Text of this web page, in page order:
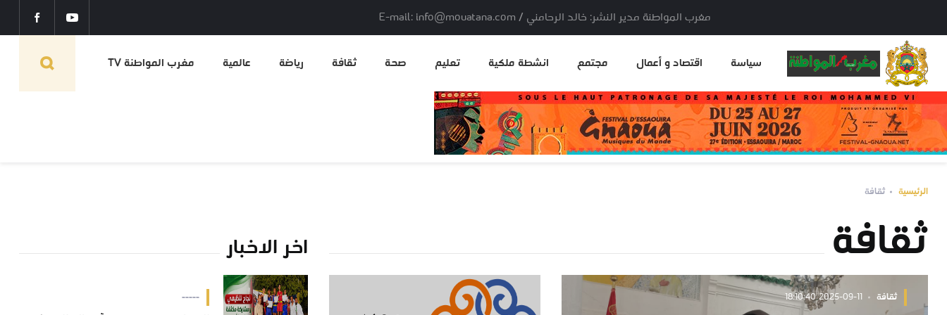
مغرب المواطنة مدير النشر: خالد الرحامني / E-mail: info@mouatana.com
سياسة اقتصاد و أعمال مجتمع انشطة ملكية تعليم صحة ثقافة رياضة عالمية مغرب المواطنة TV
الرئيسية ثقافة
ثقافة
ثقافة 2025-09-11 18:10:40
اخر الاخبار
-----